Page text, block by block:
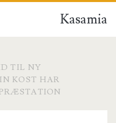
Kasamia
TIL NY
KOST HAR